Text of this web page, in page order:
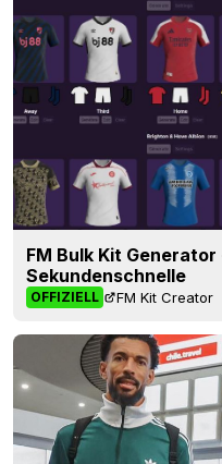
FM Bulk Kit
Sekundenschnelle
OFFIZIELL FM Kit Creator